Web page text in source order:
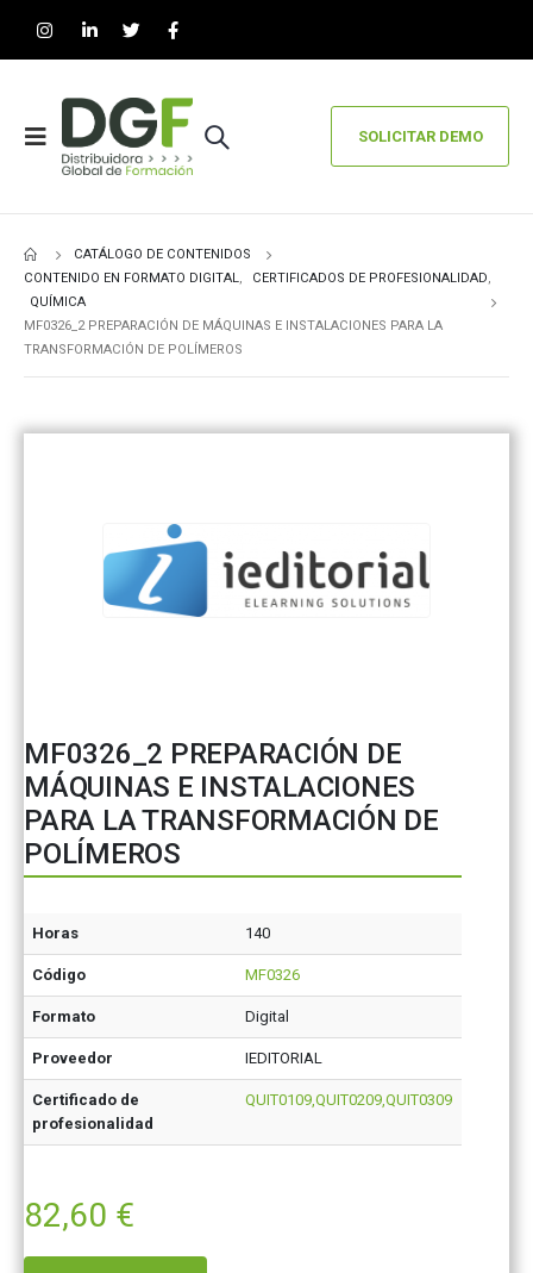
SOLICITAR DEMO
CATÁLOGO DE CONTENIDOS
CONTENIDO EN FORMATO DIGITAL, CERTIFICADOS DE PROFESIONALIDAD,
QUÍMICA
MF0326_2 PREPARACIÓN DE MÁQUINAS E INSTALACIONES PARA LA
TRANSFORMACIÓN DE POLÍMEROS
MF0326_2 PREPARACIÓN DE
MÁQUINAS E INSTALACIONES
PARA LA TRANSFORMACIÓN DE
POLÍMEROS
Horas 140
Código MF0326
Formato Digital
Proveedor IEDITORIAL
Certificado de
profesionalidad
QUIT0109,QUIT0209,QUIT0309
82,60 €